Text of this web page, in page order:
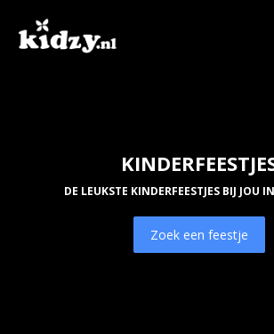
DE LEUKSTE KINDERFEESTJES BIJ JOU
Zoek een feestje